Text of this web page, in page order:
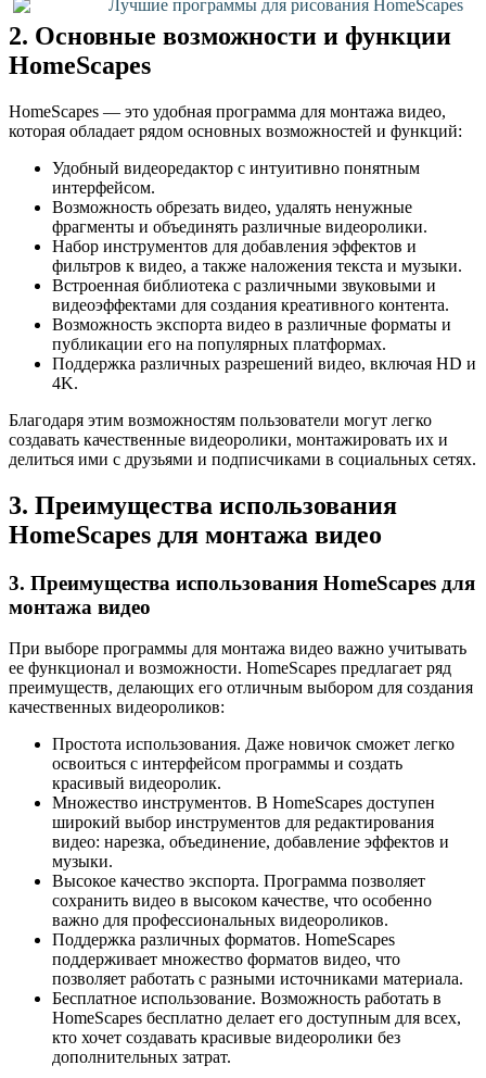
Лучшие программы для рисования HomeScapes
2. Основные возможности и функции
HomeScapes
HomeScapes — это удобная программа для монтажа видео,
которая обладает рядом основных возможностей и функций:
Удобный видеоредактор с интуитивно понятным
интерфейсом.
Возможность обрезать видео, удалять ненужные
фрагменты и объединять различные видеоролики.
Набор инструментов для добавления эффектов и
фильтров к видео, а также наложения текста и музыки.
Встроенная библиотека с различными звуковыми и
видеоэффектами для создания креативного контента.
Возможность экспорта видео в различные форматы и
публикации его на популярных платформах.
Поддержка различных разрешений видео, включая HD и
4K.
Благодаря этим возможностям пользователи могут легко
создавать качественные видеоролики, монтажировать их и
делиться ими с друзьями и подписчиками в социальных сетях.
3. Преимущества использования
HomeScapes для монтажа видео
3. Преимущества использования HomeScapes для
монтажа видео
При выборе программы для монтажа видео важно учитывать
ее функционал и возможности. HomeScapes предлагает ряд
преимуществ, делающих его отличным выбором для создания
качественных видеороликов:
Простота использования. Даже новичок сможет легко
освоиться с интерфейсом программы и создать
красивый видеоролик.
Множество инструментов. В HomeScapes доступен
широкий выбор инструментов для редактирования
видео: нарезка, объединение, добавление эффектов и
музыки.
Высокое качество экспорта. Программа позволяет
сохранить видео в высоком качестве, что особенно
важно для профессиональных видеороликов.
Поддержка различных форматов. HomeScapes
поддерживает множество форматов видео, что
позволяет работать с разными источниками материала.
Бесплатное использование. Возможность работать в
HomeScapes бесплатно делает его доступным для всех,
кто хочет создавать красивые видеоролики без
дополнительных затрат.